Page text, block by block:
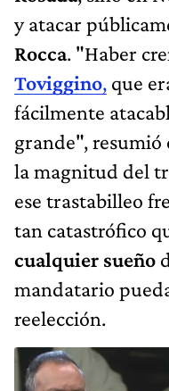
y atacar
Rocca. "Haber
Toviggino, que
fácilmente
grande", resumió
la magnitud del
ese trastabilleo
tan catastrófico
cualquier sueño
mandatario
reelección.